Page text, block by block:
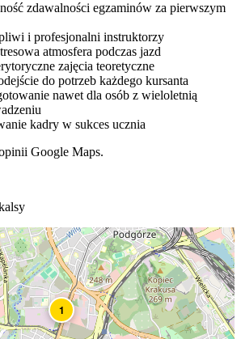
zdawalności egzaminów za pierwszym
i profesjonalni instruktorzy
atmosfera podczas jazd
zajęcia teoretyczne
do potrzeb każdego kursanta
nawet dla osób z wieloletnią
kadry w sukces ucznia
Google Maps.
1